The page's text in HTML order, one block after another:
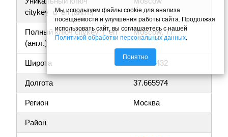
citykey_u_en (англ.)
Полный ключ citykey_f_en
(англ.)
Moscow, 77
Широта 55.647432
Долгота 37.665974
Регион Москва
Район
Мы используем файлы cookie для анализа
посещаемости и улучшения работы сайта. Продолжая
использовать сайт, вы соглашаетесь с нашей
Политикой обработки персональных данных
Понятно